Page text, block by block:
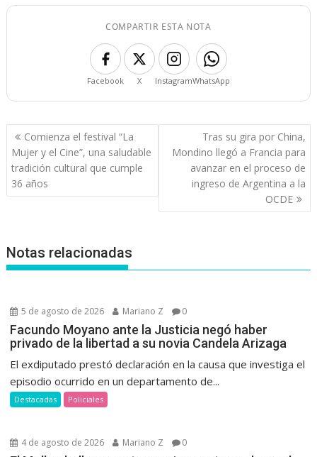
COMPARTIR ESTA NOTA
Facebook X InstagramWhatsApp
Navegación
de
entradas
Comienza el festival “La
Mujer y el Cine”, una saludable
tradición cultural que cumple
36 años
Tras su gira por China,
Mondino llegó a Francia para
avanzar en el proceso de
ingreso de Argentina a la
OCDE
Notas relacionadas
5 de agosto de 2026 Mariano Z 0
Facundo Moyano ante la Justicia negó haber
privado de la libertad a su novia Candela Arizaga
El exdiputado prestó declaración en la causa que investiga el
episodio ocurrido en un departamento de...
Destacadas Policiales
4 de agosto de 2026 Mariano Z 0